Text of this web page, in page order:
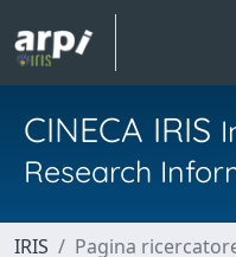
CINECA IRIS
Research
IRIS Pagina